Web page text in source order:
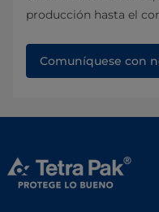
producción hasta el
Comuníquese con